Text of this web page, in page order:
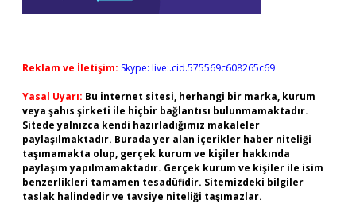
Reklam ve İletişim: Skype: live:.cid.575569c608265c69
Yasal Uyarı: Bu internet sitesi, herhangi bir marka, kurum
veya şahıs şirketi ile hiçbir bağlantısı bulunmamaktadır.
Sitede yalnızca kendi hazırladığımız makaleler
paylaşılmaktadır. Burada yer alan içerikler haber niteliği
taşımamakta olup, gerçek kurum ve kişiler hakkında
paylaşım yapılmamaktadır. Gerçek kurum ve kişiler ile isim
benzerlikleri tamamen tesadüfidir. Sitemizdeki bilgiler
taslak halindedir ve tavsiye niteliği taşımazlar.